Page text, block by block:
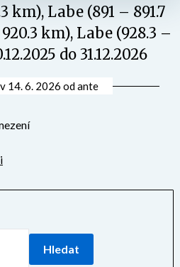
km), Labe (891 – 891.7
km), Labe (928.3 –
do 31.12.2026
14. 6. 2026 odante
Hledat